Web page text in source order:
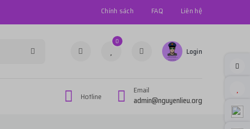
Chính sách FAQ Liên hệ
0
Login
Hotline
Email
admin@nguyenlieu.org